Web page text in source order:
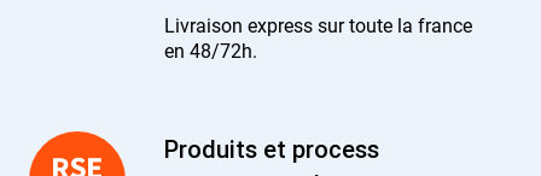
Livraison express sur toute la france
en 48/72h.
Produits et process